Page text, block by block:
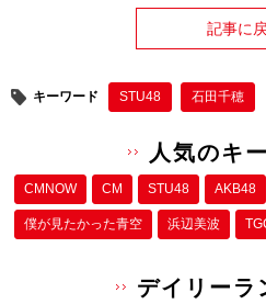
記事に
キーワード STU48 石田千穂
人気のキ
CMNOW CM STU48 AKB48
僕が⾒たかった⻘空 浜辺美波
デイリーラ